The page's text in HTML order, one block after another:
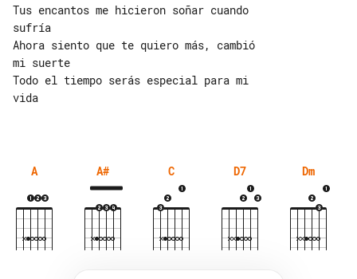
Tus encantos me hicieron soñar cuando
sufría
Ahora siento que te quiero más, cambió
mi suerte
Todo el tiempo serás especial para mi
vida
A A# C D7 Dm